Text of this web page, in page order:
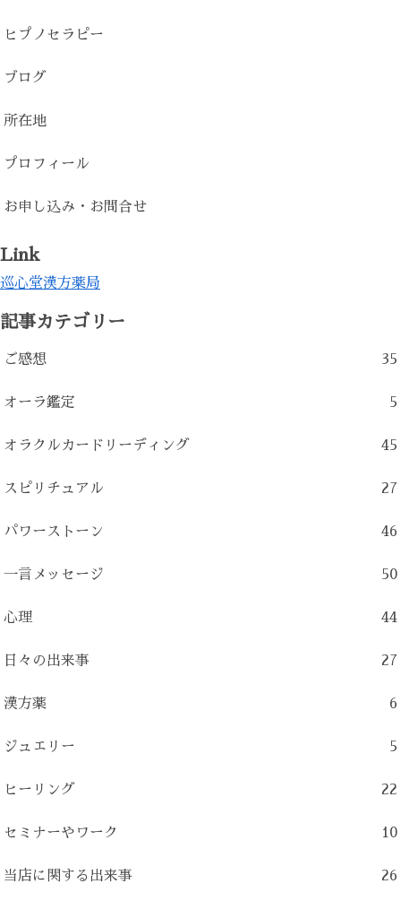
ヒプノセラピー
ブログ
所在地
プロフィール
お申し込み・お問合せ
Link
巡心堂漢方薬局
記事カテゴリー
ご感想 35
オーラ鑑定 5
オラクルカードリーディング 45
スピリチュアル 27
パワーストーン 46
一言メッセージ 50
心理 44
日々の出来事 27
漢方薬 6
ジュエリー 5
ヒーリング 22
セミナーやワーク 10
当店に関する出来事 26